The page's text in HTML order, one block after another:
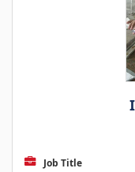
Job Title